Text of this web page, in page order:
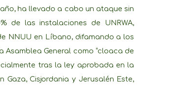
ha llevado a cabo un ataque sin
de las instalaciones de UNRWA,
NNUU en Líbano, difamando a los
General como “cloaca de
tras la ley aprobada en la
Gaza, Cisjordania y Jerusalén Este,